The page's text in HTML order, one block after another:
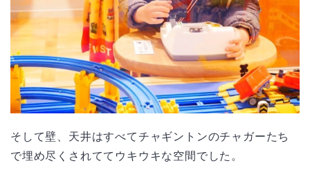
そして壁、天井はすべてチャギントンのチャガーたち
で埋め尽くされててウキウキな空間でした。